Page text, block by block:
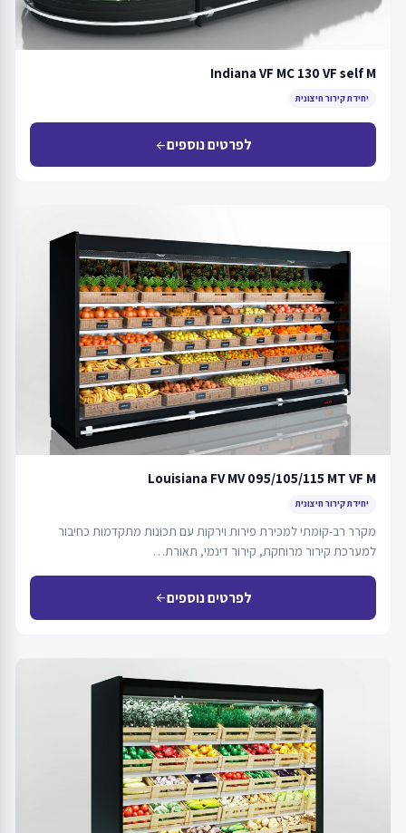
Indiana VF MC 130 VF self M
יחידת קירור חיצונית
לפרטים נוספיםarrow_back
Louisiana FV MV 095/105/115 MT VF M
יחידת קירור חיצונית
מקרר רב-קומתי למכירת פירות וירקות עם תכונות מתקדמות כחיבור
למערכת קירור מרוחקת, קירור דינמי, תאורת…
לפרטים נוספיםarrow_back